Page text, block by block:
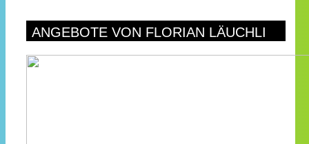
ANGEBOTE VON FLORIAN LÄUCHLI